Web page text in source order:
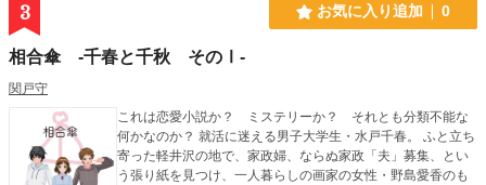
3 お気に入り追加 0
相合傘 -千春と千秋 そのⅠ-
関戸守
これは恋愛小説か？ ミステリーか？ それとも分類不能な
何かなのか？ 就活に迷える男子大学生・水戸千春。 ふと立ち
寄った軽井沢の地で、家政婦、ならぬ家政「夫」募集、とい
う張り紙を見つけ、一人暮らしの画家の女性・野島愛香のも